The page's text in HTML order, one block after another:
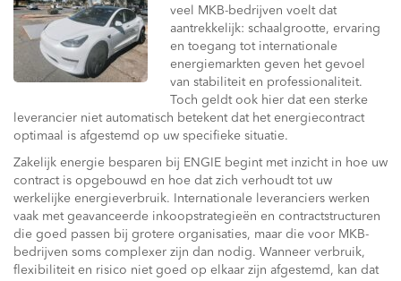
veel MKB-bedrijven voelt dat
aantrekkelijk: schaalgrootte, ervaring
en toegang tot internationale
energiemarkten geven het gevoel
van stabiliteit en professionaliteit.
Toch geldt ook hier dat een sterke
leverancier niet automatisch betekent dat het energiecontract
optimaal is afgestemd op uw specifieke situatie.
Zakelijk energie besparen bij ENGIE begint met inzicht in hoe uw
contract is opgebouwd en hoe dat zich verhoudt tot uw
werkelijke energieverbruik. Internationale leveranciers werken
vaak met geavanceerde inkoopstrategieën en contractstructuren
die goed passen bij grotere organisaties, maar die voor MKB-
bedrijven soms complexer zijn dan nodig. Wanneer verbruik,
flexibiliteit en risico niet goed op elkaar zijn afgestemd, kan dat